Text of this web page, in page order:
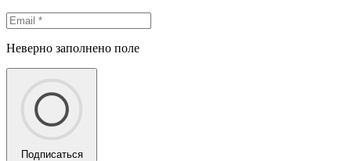
Неверно заполнено поле
Подписаться